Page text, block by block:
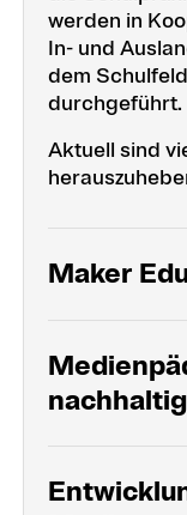
werden in
In- und
dem
durchgeführt.
Aktuell sind
Maker